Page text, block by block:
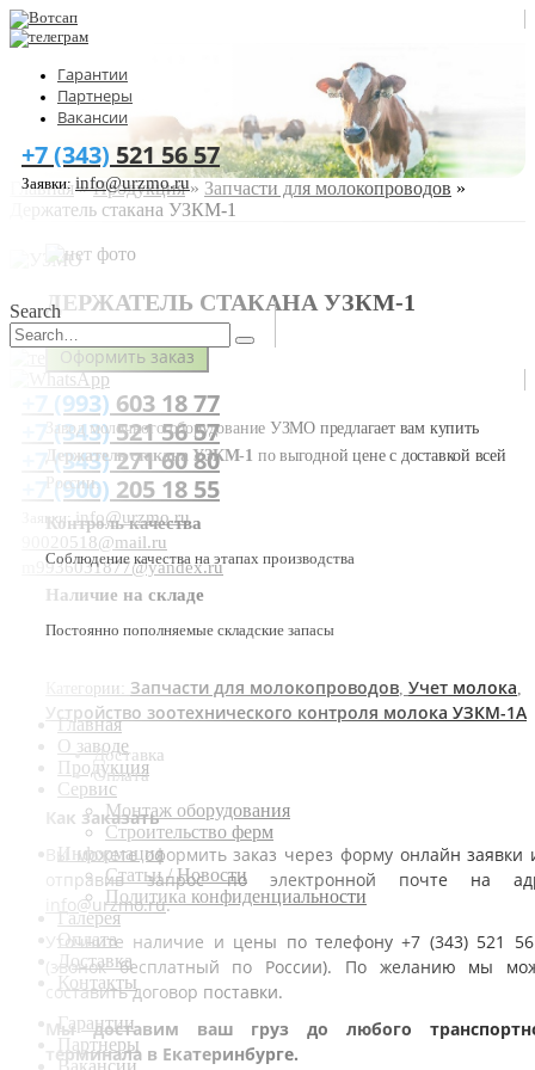
Гарантии
Партнеры
Вакансии
+7 (343) 521 56 57
Заявки:info@urzmo.ru
Search
+7 (993) 603 18 77
+7 (343)521 56 57
+7 (343)271 60 80
+7 (900) 205 18 55
Заявки:info@urzmo.ru
90020518@mail.ru
m9936031877@yandex.ru
Главная
О заводе
Продукция
Сервис
Монтаж оборудования
Строительство ферм
Информация
Статьи / Новости
Политика конфиденциальности
Галерея
Оплата
Доставка
Контакты
Гарантии
Партнеры
Главная»Продукция» Запчасти для молокопроводов »
Держатель стакана УЗКМ-1
ДЕРЖАТЕЛЬ СТАКАНА УЗКМ-1
Оформить заказ
Завод молочного оборудование УЗМО предлагает вам купить
Держатель стакана УЗКМ-1 по выгодной цене с доставкой всей
России.
Контроль качества
Соблюдение качества на этапах производства
Наличие на складе
Постоянно пополняемые складские запасы
Категории: Запчасти для молокопроводов Учет молока
Устройство зоотехнического контроля молока УЗКМ-1А
Доставка
Оплата
Как заказать
Вы можете оформить заказ через форму онлайн заявки
отправив запрос по электронной почте на
info@urzmo.ru.
Уточните наличие и цены по телефону +7 (343) 521
(звонок бесплатный по России). По желанию мы
составить договор поставки.
Мы доставим ваш груз до любого
терминала в Екатеринбурге.